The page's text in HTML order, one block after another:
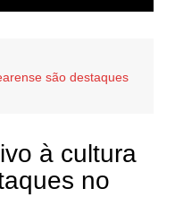
são destaques
à cultura
no